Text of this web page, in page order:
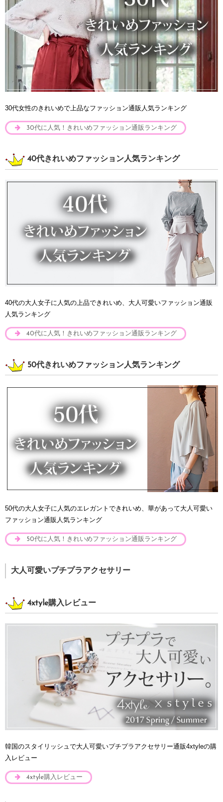
30代女性のきれいめで上品なファッション通販人気ランキング
30代に人気！きれいめファッション通販ランキング
40代きれいめファッション人気ランキング
40代の大人女子に人気の上品できれいめ、大人可愛いファッション通販
人気ランキング
40代に人気！きれいめファッション通販ランキング
50代きれいめファッション人気ランキング
50代の大人女子に人気のエレガントできれいめ、華があって大人可愛い
ファッション通販人気ランキング
50代に人気！きれいめファッション通販ランキング
大人可愛いプチプラアクセサリー
4xtyle購入レビュー
韓国のスタイリッシュで大人可愛いプチプラアクセサリー通販4xtyleの購
入レビュー
4xtyle購入レビュー